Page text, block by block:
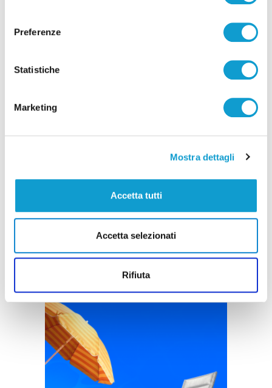
Preferenze
Statistiche
Marketing
Mostra dettagli
Accetta tutti
Accetta selezionati
Rifiuta